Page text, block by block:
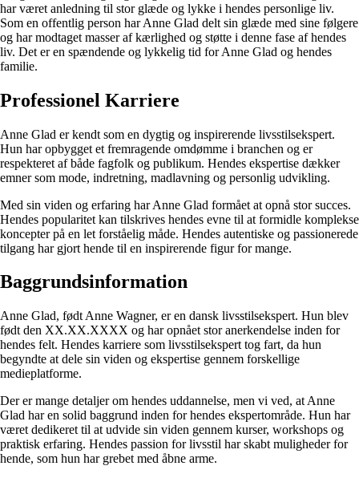
har været anledning til stor glæde og lykke i hendes personlige liv.
Som en offentlig person har Anne Glad delt sin glæde med sine følgere
og har modtaget masser af kærlighed og støtte i denne fase af hendes
liv. Det er en spændende og lykkelig tid for Anne Glad og hendes
familie.
Professionel Karriere
Anne Glad er kendt som en dygtig og inspirerende livsstilsekspert.
Hun har opbygget et fremragende omdømme i branchen og er
respekteret af både fagfolk og publikum. Hendes ekspertise dækker
emner som mode, indretning, madlavning og personlig udvikling.
Med sin viden og erfaring har Anne Glad formået at opnå stor succes.
Hendes popularitet kan tilskrives hendes evne til at formidle komplekse
koncepter på en let forståelig måde. Hendes autentiske og passionerede
tilgang har gjort hende til en inspirerende figur for mange.
Baggrundsinformation
Anne Glad, født Anne Wagner, er en dansk livsstilsekspert. Hun blev
født den XX.XX.XXXX og har opnået stor anerkendelse inden for
hendes felt. Hendes karriere som livsstilsekspert tog fart, da hun
begyndte at dele sin viden og ekspertise gennem forskellige
medieplatforme.
Der er mange detaljer om hendes uddannelse, men vi ved, at Anne
Glad har en solid baggrund inden for hendes ekspertområde. Hun har
været dedikeret til at udvide sin viden gennem kurser, workshops og
praktisk erfaring. Hendes passion for livsstil har skabt muligheder for
hende, som hun har grebet med åbne arme.